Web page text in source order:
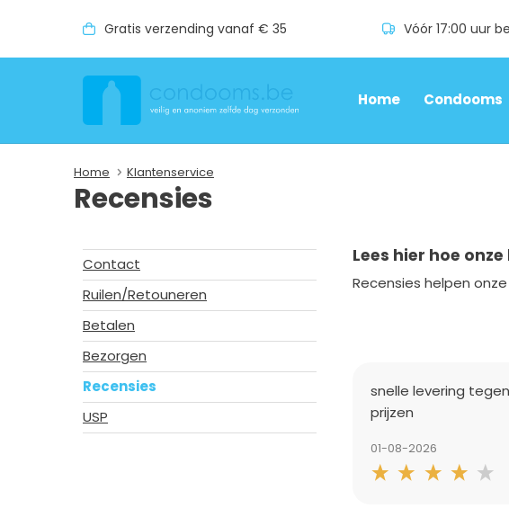
Gratis verzending vanaf € 35
Home Condooms
Home Klantenservice
Recensies
Contact
Ruilen/Retouneren
Betalen
Bezorgen
Recensies
USP
Lees hier hoe
Recensies helpen
snelle levering
prijzen
01-08-2026